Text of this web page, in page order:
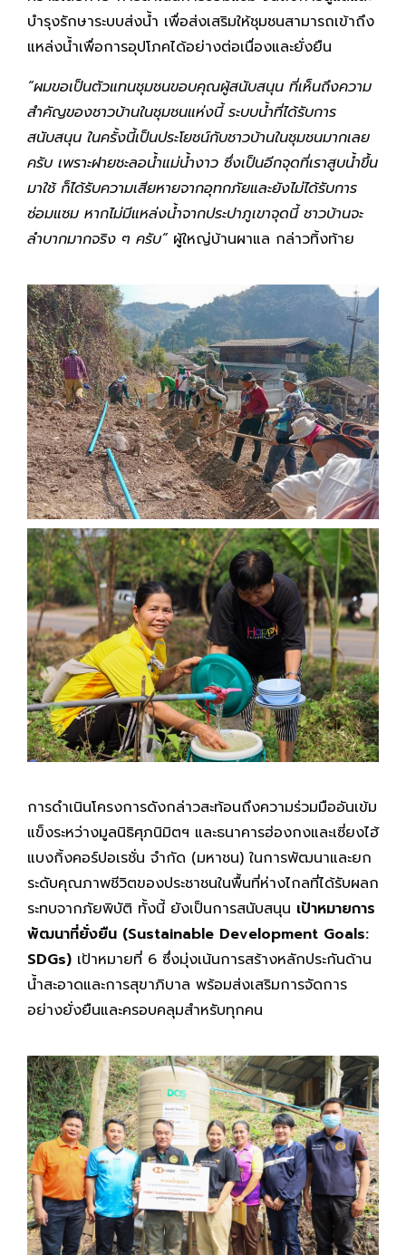
บำรุงรักษาระบบส่งน้ำ เพื่อส่งเสริมให้ชุมชนสามารถเข้าถึง
แหล่งน้ำเพื่อการอุปโภคได้อย่างต่อเนื่องและยั่งยืน
“ผมขอเป็นตัวแทนชุมชนขอบคุณผู้สนับสนุน ที่เห็นถึงความ
สำคัญของชาวบ้านในชุมชนแห่งนี้ ระบบน้ำที่ได้รับการ
สนับสนุน ในครั้งนี้เป็นประโยชน์กับชาวบ้านในชุมชนมากเลย
ครับ เพราะฝายชะลอน้ำแม่น้ำงาว ซึ่งเป็นอีกจุดที่เราสูบน้ำขึ้น
มาใช้ ก็ได้รับความเสียหายจากอุทกภัยและยังไม่ได้รับการ
ซ่อมแซม หากไม่มีแหล่งน้ำจากประปาภูเขาจุดนี้ ชาวบ้านจะ
ลำบากมากจริง ๆ ครับ”ผู้ใหญ่บ้านผาแล กล่าวทิ้งท้าย
การดำเนินโครงการดังกล่าวสะท้อนถึงความร่วมมืออันเข้ม
แข็งระหว่างมูลนิธิศุภนิมิตฯ และธนาคารฮ่องกงและเซี่ยงไฮ้
แบงกิ้งคอร์ปอเรชั่น จำกัด (มหาชน) ในการพัฒนาและยก
ระดับคุณภาพชีวิตของประชาชนในพื้นที่ห่างไกลที่ได้รับผลก
ระทบจากภัยพิบัติ ทั้งนี้ ยังเป็นการสนับสนุน เป้าหมายการ
พัฒนาที่ยั่งยืน (Sustainable Development Goals:
SDGs) เป้าหมายที่ 6 ซึ่งมุ่งเน้นการสร้างหลักประกันด้าน
น้ำสะอาดและการสุขาภิบาล พร้อมส่งเสริมการจัดการ
อย่างยั่งยืนและครอบคลุมสำหรับทุกคน